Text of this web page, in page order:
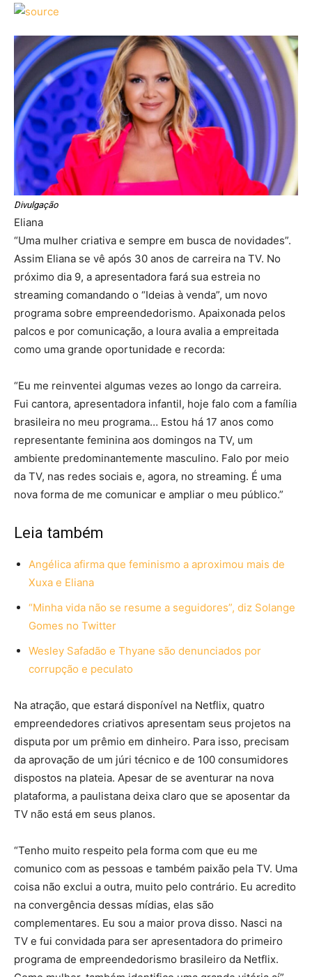
Divulgação
Eliana
“Uma mulher criativa e sempre em busca de novidades”.
Assim Eliana se vê após 30 anos de carreira na TV. No
próximo dia 9, a apresentadora fará sua estreia no
streaming comandando o “Ideias à venda”, um novo
programa sobre empreendedorismo. Apaixonada pelos
palcos e por comunicação, a loura avalia a empreitada
como uma grande oportunidade e recorda:
“Eu me reinventei algumas vezes ao longo da carreira.
Fui cantora, apresentadora infantil, hoje falo com a família
brasileira no meu programa… Estou há 17 anos como
representante feminina aos domingos na TV, um
ambiente predominantemente masculino. Falo por meio
da TV, nas redes sociais e, agora, no streaming. É uma
nova forma de me comunicar e ampliar o meu público.”
Leia também
Angélica afirma que feminismo a aproximou mais de
Xuxa e Eliana
“Minha vida não se resume a seguidores”, diz Solange
Gomes no Twitter
Wesley Safadão e Thyane são denunciados por
corrupção e peculato
Na atração, que estará disponível na Netflix, quatro
empreendedores criativos apresentam seus projetos na
disputa por um prêmio em dinheiro. Para isso, precisam
da aprovação de um júri técnico e de 100 consumidores
dispostos na plateia. Apesar de se aventurar na nova
plataforma, a paulistana deixa claro que se aposentar da
TV não está em seus planos.
“Tenho muito respeito pela forma com que eu me
comunico com as pessoas e também paixão pela TV. Uma
coisa não exclui a outra, muito pelo contrário. Eu acredito
na convergência dessas mídias, elas são
complementares. Eu sou a maior prova disso. Nasci na
TV e fui convidada para ser apresentadora do primeiro
programa de empreendedorismo brasileiro da Netflix.